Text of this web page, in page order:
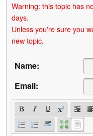
Warning: this topic has
days.
Unless you're sure you
new topic.
Name:
Email: